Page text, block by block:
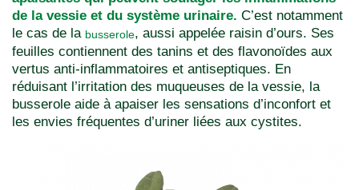
de la vessie et du système urinaire. C’est notamment
le cas de la busserole, aussi appelée raisin d’ours. Ses
feuilles contiennent des tanins et des flavonoïdes aux
vertus anti-inflammatoires et antiseptiques. En
réduisant l’irritation des muqueuses de la vessie, la
busserole aide à apaiser les sensations d’inconfort et
les envies fréquentes d’uriner liées aux cystites.